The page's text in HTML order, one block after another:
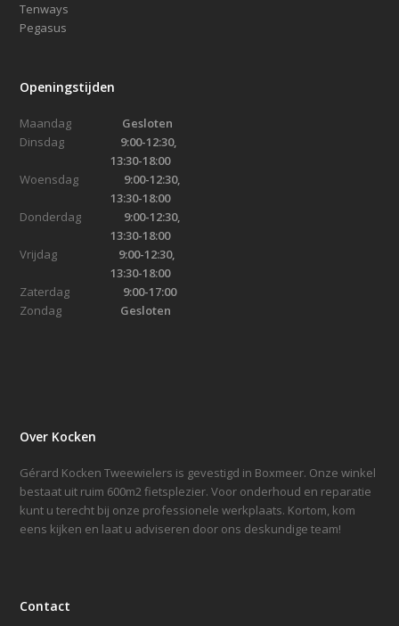
Tenways
Pegasus
Openingstijden
Maandag Gesloten
Dinsdag 9:00-12:30,
13:30-18:00
Woensdag
9:00-12:30,
13:30-18:00
Donderdag 9:00-12:30,
13:30-18:00
Vrijdag 9:00-12:30,
13:30-18:00
Zaterdag 9:00-17:00
Zondag Gesloten
Over Kocken
Gérard Kocken Tweewielers is gevestigd in Boxmeer. Onze winkel
bestaat uit ruim 600m2 fietsplezier. Voor onderhoud en reparatie
kunt u terecht bij onze professionele werkplaats. Kortom, kom
eens kijken en laat u adviseren door ons deskundige team!
Contact